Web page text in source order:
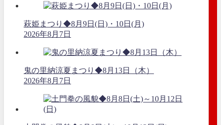
萩姫まつり◆8月9日(日)・10日(月)
2026年8月7日
鬼の里納涼夏まつり◆8月13日（木）
2026年8月7日